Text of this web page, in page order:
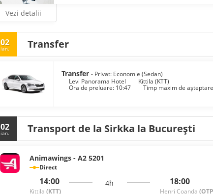
Vezi detalii
02
ian. Transfer
Transfer - Privat: Economie (Sedan)
Levi Panorama Hotel
Kittila (KTT)
Ora de preluare: 10:47 Timp maxim de
02
ian. Transport de la Sirkka la București
Animawings - A2 5201
Direct
14:00
Kittila (KTT)
4h 18:00
Henri Coanda